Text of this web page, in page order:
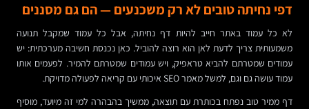
דפי נחיתה טובים לא רק משכנעים — הם גם מסננים
לא כל עמוד באתר חייב להיות דף נחיתה, אבל כל עמוד שמקבל תנועה
משמעותית צריך לדעת לאן הוא רוצה להוביל. כאן נכנסת חשיבה מערכתית: יש
עמודים שמטרתם להביא טראפיק, ויש עמודים שמטרתם להמיר. לפעמים אותו
עמוד עושה גם וגם, למשל מאמר SEO איכותי עם קריאה לפעולה מדויקת.
דף ממיר טוב נפתח בכותרת עם תוצאה, ממשיך בהבהרה למי זה מיועד, מוסיף